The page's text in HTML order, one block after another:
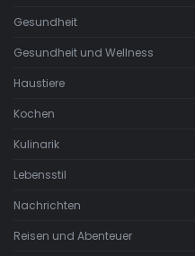
Gesundheit
Gesundheit und Wellness
Haustiere
Kochen
Kulinarik
Lebensstil
Nachrichten
Reisen und Abenteuer